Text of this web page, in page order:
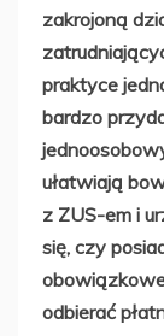
zakrojoną
praktyce
bardzo
ułatwiają
z ZUS-em i
się, czy
odbierać